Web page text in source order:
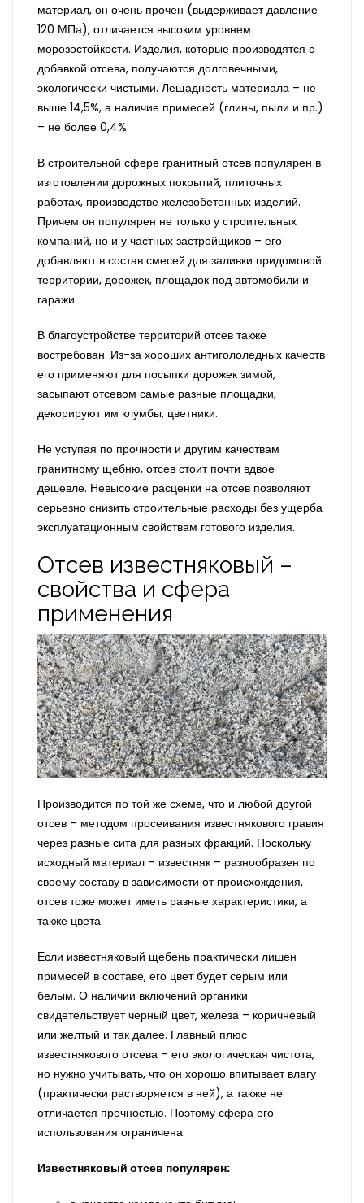
материал, он очень прочен (выдерживает давление
120 МПа), отличается высоким уровнем
морозостойкости. Изделия, которые производятся с
добавкой отсева, получаются долговечными,
экологически чистыми. Лещадность материала – не
выше 14,5%, а наличие примесей (глины, пыли и пр.)
– не более 0,4%.
В строительной сфере гранитный отсев популярен в
изготовлении дорожных покрытий, плиточных
работах, производстве железобетонных изделий.
Причем он популярен не только у строительных
компаний, но и у частных застройщиков – его
добавляют в состав смесей для заливки придомовой
территории, дорожек, площадок под автомобили и
гаражи.
В благоустройстве территорий отсев также
востребован. Из-за хороших антигололедных качеств
его применяют для посыпки дорожек зимой,
засыпают отсевом самые разные площадки,
декорируют им клумбы, цветники.
Не уступая по прочности и другим качествам
гранитному щебню, отсев стоит почти вдвое
дешевле. Невысокие расценки на отсев позволяют
серьезно снизить строительные расходы без ущерба
эксплуатационным свойствам готового изделия.
Отсев известняковый –
свойства и сфера
применения
Производится по той же схеме, что и любой другой
отсев – методом просеивания известнякового гравия
через разные сита для разных фракций. Поскольку
исходный материал – известняк – разнообразен по
своему составу в зависимости от происхождения,
отсев тоже может иметь разные характеристики, а
также цвета.
Если известняковый щебень практически лишен
примесей в составе, его цвет будет серым или
белым. О наличии включений органики
свидетельствует черный цвет, железа – коричневый
или желтый и так далее. Главный плюс
известнякового отсева – его экологическая чистота,
но нужно учитывать, что он хорошо впитывает влагу
(практически растворяется в ней), а также не
отличается прочностью. Поэтому сфера его
использования ограничена.
Известняковый отсев популярен: